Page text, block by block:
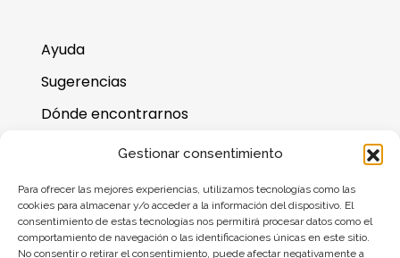
Gestionar consentimiento
Para ofrecer las mejores experiencias, utilizamos tecnologías como las
cookies para almacenar y/o acceder a la información del dispositivo. El
consentimiento de estas tecnologías nos permitirá procesar datos como el
comportamiento de navegación o las identificaciones únicas en este sitio.
No consentir o retirar el consentimiento, puede afectar negativamente a
Ayuda
Sugerencias
Dónde encontrarnos
Preguntas frecuentes